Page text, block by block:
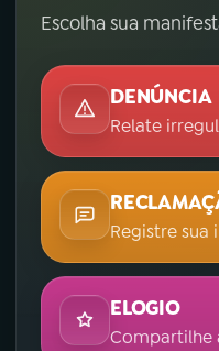
Escolha sua
DENÚNCIA
Relate
Registre sua
ELOGIO
Compartilhe